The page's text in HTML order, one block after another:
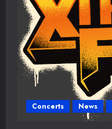
c
l
e
Concerts News